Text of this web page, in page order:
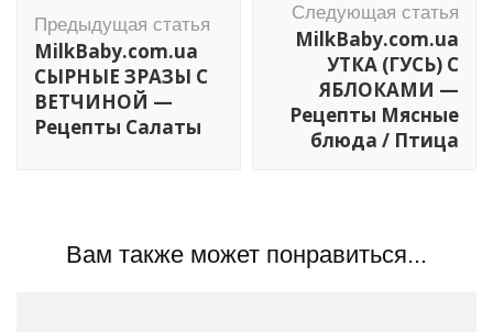
по
записям
Предыдущая статья
MilkBaby.com.ua
СЫРНЫЕ ЗРАЗЫ С
ВЕТЧИНОЙ —
Рецепты Салаты
Следующая статья
MilkBaby.com.ua
УТКА (ГУСЬ) С
ЯБЛОКАМИ —
Рецепты Мясные
блюда / Птица
Вам также может понравиться...